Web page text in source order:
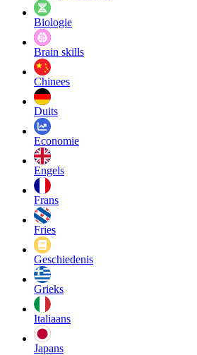
Biologie
Brain skills
Chinees
Duits
Economie
Engels
Frans
Fries
Geschiedenis
Grieks
Italiaans
Japans